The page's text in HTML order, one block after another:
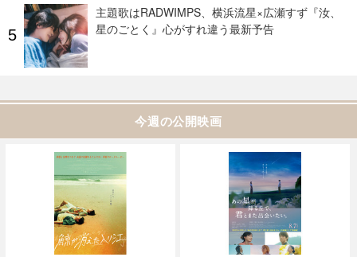
主題歌はRADWIMPS、横浜流星×広瀬すず『汝、
星のごとく』心がすれ違う最新予告
今週の公開映画